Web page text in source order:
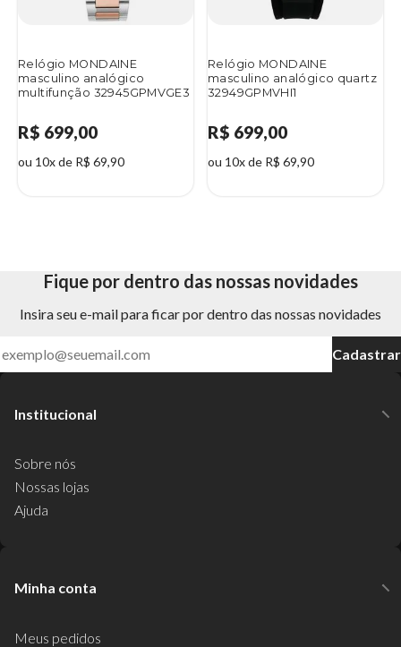
Relógio MONDAINE
masculino analógico
multifunção 32945GPMVGE3
R$ 699,00
ou 10x de R$ 69,90
Relógio MONDAINE
masculino analógico quartz
32949GPMVHI1
R$ 699,00
ou 10x de R$ 69,90
Fique por dentro das nossas novidades
Insira seu e-mail para ficar por dentro das nossas novidades
Cadastrar
Institucional
Sobre nós
Nossas lojas
Ajuda
Minha conta
Meus pedidos